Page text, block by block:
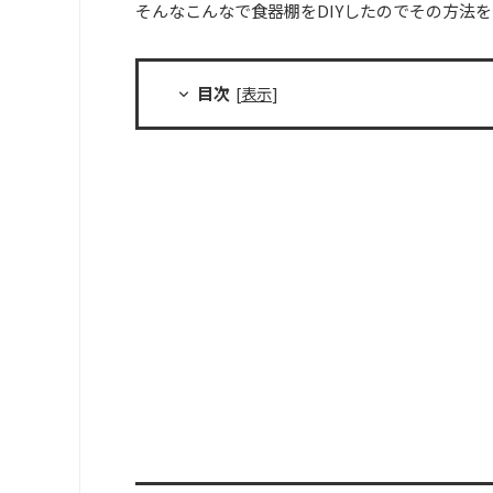
そんなこんなで食器棚をDIYしたのでその方法
目次 [表示]